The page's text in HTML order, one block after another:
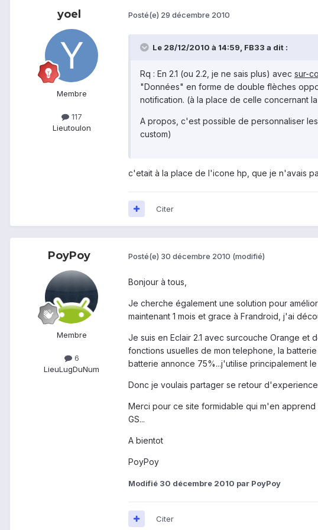
yoel
Membre
117
Lieutoulon
Posté(e) 29 décembre 2010
Le 28/12/2010 à 14:59, FB33 a dit :
Rq : En 2.1 (ou 2.2, je ne sais plus) avec sur-
"Données" en forme de double flèches
notification. (à la place de celle concernant
A propos, c'est possible de personnaliser
custom)
c'etait à la place de l'icone hp, que je n'avais
Citer
PoyPoy
Membre
6
LieuLugDuNum
Posté(e) 30 décembre 2010 (modifié)
Bonjour à tous,
Je cherche également une solution pour
maintenant 1 mois et grace à Frandroid, j'ai
Je suis en Eclair 2.1 avec surcouche Orange
fonctions usuelles de mon telephone, la batterie
batterie annonce 75%...j'utilise principalement
Donc je voulais partager se retour
Merci pour ce site formidable qui m'en
GS...
A bientot
PoyPoy
Modifié 30 décembre 2010 par PoyPoy
Citer